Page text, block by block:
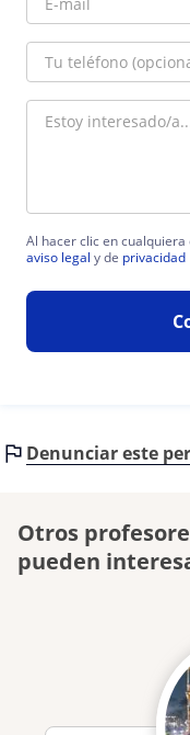
Al hacer clic en
aviso legal y de privacidad
Denunciar este
Otros
pueden